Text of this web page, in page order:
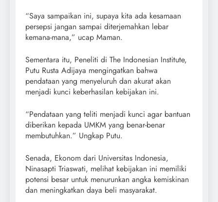
“Saya sampaikan ini, supaya kita ada kesamaan
persepsi jangan sampai diterjemahkan lebar
kemana-mana,” ucap Maman.
Sementara itu, Peneliti di The Indonesian Institute,
Putu Rusta Adijaya mengingatkan bahwa
pendataan yang menyeluruh dan akurat akan
menjadi kunci keberhasilan kebijakan ini.
“Pendataan yang teliti menjadi kunci agar bantuan
diberikan kepada UMKM yang benar-benar
membutuhkan.” Ungkap Putu.
Senada, Ekonom dari Universitas Indonesia,
Ninasapti Triaswati, melihat kebijakan ini memiliki
potensi besar untuk menurunkan angka kemiskinan
dan meningkatkan daya beli masyarakat.